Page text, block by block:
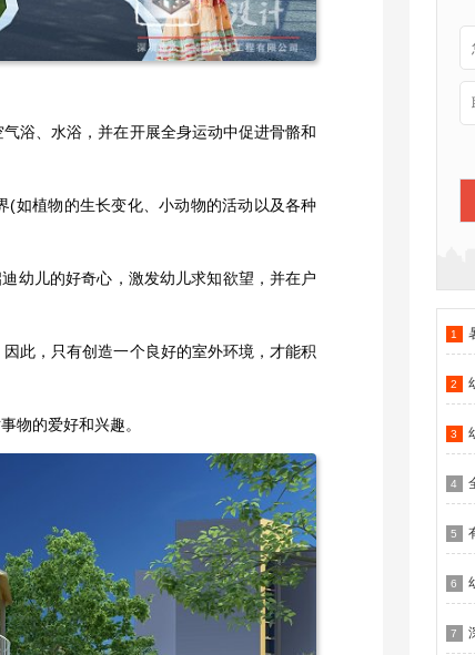
浴、水浴，并在开展全身运动中促进骨骼和
(如植物的生长变化、小动物的活动以及各种
幼儿的好奇心，激发幼儿求知欲望，并在户
此，只有创造一个良好的室外环境，才能积
物的爱好和兴趣。
1
2
3
4
5
6
7